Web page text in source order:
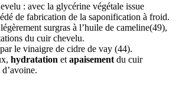
: avec la glycérine végétale issue
de fabrication de la saponification à froid.
surgras à l’huile de cameline(49),
du cuir chevelu.
le vinaigre de cidre de vay (44).
hydratation et apaisement du cuir